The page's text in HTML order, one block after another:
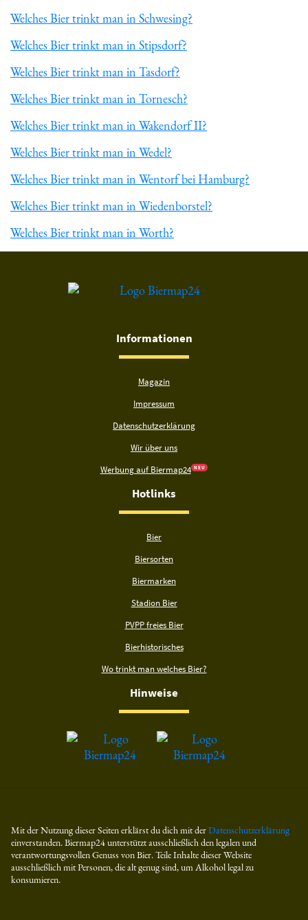
Welches Bier trinkt man in Schwesing?
Welches Bier trinkt man in Stipsdorf?
Welches Bier trinkt man in Tasdorf?
Welches Bier trinkt man in Tornesch?
Welches Bier trinkt man in Wakendorf II?
Welches Bier trinkt man in Wedel?
Welches Bier trinkt man in Wentorf bei Hamburg?
Welches Bier trinkt man in Wiedenborstel?
Welches Bier trinkt man in Worth?
Informationen
Magazin
Impressum
Datenschutzerklärung
Wir über uns
Werbung auf Biermap24 N E U
Hotlinks
Bier
Biersorten
Biermarken
Stadion Bier
PVPP freies Bier
Bierhistorisches
Wo trinkt man welches Bier?
Hinweise
Mit der Nutzung dieser Seiten erklärst du dich mit derDatenschutzerklärung
einverstanden. Biermap24 unterstützt ausschließlich den legalen und
verantwortungsvollen Genuss von Bier. Teile Inhalte dieser Website
ausschließlich mit Personen, die alt genug sind, um Alkohol legal zu
konsumieren.